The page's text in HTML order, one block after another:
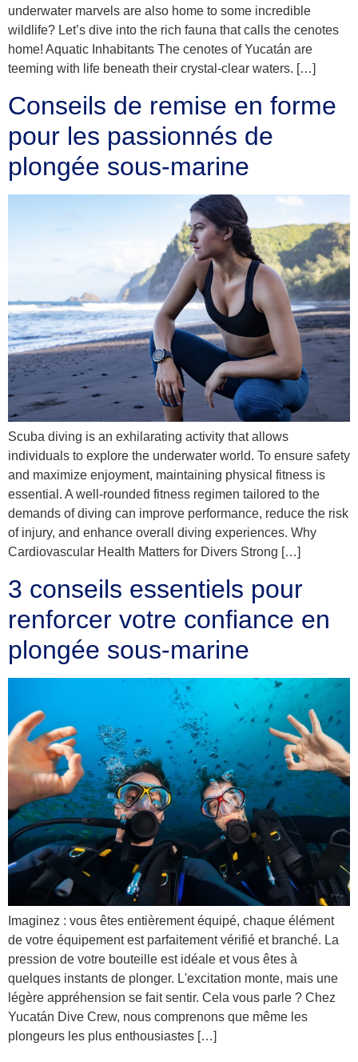
underwater marvels are also home to some incredible
wildlife? Let’s dive into the rich fauna that calls the cenotes
home! Aquatic Inhabitants The cenotes of Yucatán are
teeming with life beneath their crystal-clear waters. […]
Conseils de remise en forme
pour les passionnés de
plongée sous-marine
Scuba diving is an exhilarating activity that allows
individuals to explore the underwater world. To ensure safety
and maximize enjoyment, maintaining physical fitness is
essential. A well-rounded fitness regimen tailored to the
demands of diving can improve performance, reduce the risk
of injury, and enhance overall diving experiences. Why
Cardiovascular Health Matters for Divers Strong […]
3 conseils essentiels pour
renforcer votre confiance en
plongée sous-marine
Imaginez : vous êtes entièrement équipé, chaque élément
de votre équipement est parfaitement vérifié et branché. La
pression de votre bouteille est idéale et vous êtes à
quelques instants de plonger. L'excitation monte, mais une
légère appréhension se fait sentir. Cela vous parle ? Chez
Yucatán Dive Crew, nous comprenons que même les
plongeurs les plus enthousiastes […]